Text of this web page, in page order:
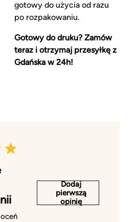
gotowy do użycia od razu
po rozpakowaniu.
Gotowy do druku? Zamów
teraz i otrzymaj przesyłkę z
Gdańska w 24h!
Dodaj
pierwszą
opinię